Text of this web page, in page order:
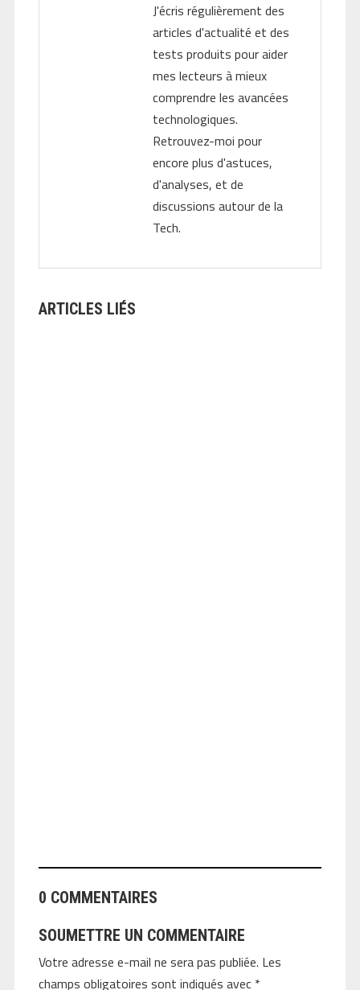
J'écris régulièrement des
articles d'actualité et des
tests produits pour aider
mes lecteurs à mieux
comprendre les avancées
technologiques.
Retrouvez-moi pour
encore plus d'astuces,
d'analyses, et de
discussions autour de la
Tech.
ARTICLES LIÉS
0 COMMENTAIRES
SOUMETTRE UN COMMENTAIRE
Votre adresse e-mail ne sera pas publiée. Les
champs obligatoires sont indiqués avec *